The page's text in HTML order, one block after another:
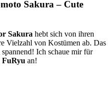
Sakura – Cute
Sakura hebt sich von ihren
Vielzahl von Kostümen ab. Das
Ich schaue mir für
FuRyu an!